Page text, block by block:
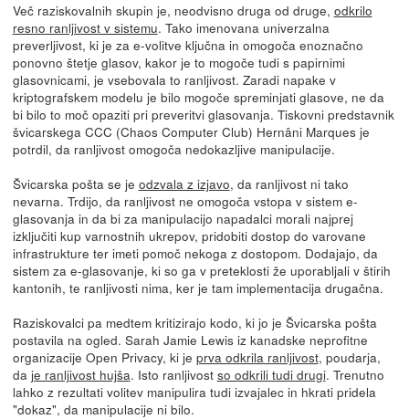
Več raziskovalnih skupin je, neodvisno druga od druge, odkrilo
resno ranljivost v sistemu. Tako imenovana univerzalna
preverljivost, ki je za e-volitve ključna in omogoča enoznačno
ponovno štetje glasov, kakor je to mogoče tudi s papirnimi
glasovnicami, je vsebovala to ranljivost. Zaradi napake v
kriptografskem modelu je bilo mogoče spreminjati glasove, ne da
bi bilo to moč opaziti pri preveritvi glasovanja. Tiskovni predstavnik
švicarskega CCC (Chaos Computer Club) Hernâni Marques je
potrdil, da ranljivost omogoča nedokazljive manipulacije.
Švicarska pošta se je odzvala z izjavo, da ranljivost ni tako
nevarna. Trdijo, da ranljivost ne omogoča vstopa v sistem e-
glasovanja in da bi za manipulacijo napadalci morali najprej
izključiti kup varnostnih ukrepov, pridobiti dostop do varovane
infrastrukture ter imeti pomoč nekoga z dostopom. Dodajajo, da
sistem za e-glasovanje, ki so ga v preteklosti že uporabljali v štirih
kantonih, te ranljivosti nima, ker je tam implementacija drugačna.
Raziskovalci pa medtem kritizirajo kodo, ki jo je Švicarska pošta
postavila na ogled. Sarah Jamie Lewis iz kanadske neprofitne
organizacije Open Privacy, ki je prva odkrila ranljivost, poudarja,
da je ranljivost hujša. Isto ranljivost so odkrili tudi drugi. Trenutno
lahko z rezultati volitev manipulira tudi izvajalec in hkrati pridela
"dokaz", da manipulacije ni bilo.